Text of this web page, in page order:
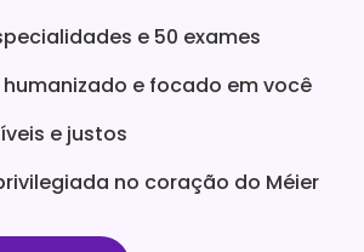
e 50 exames
e focado em você
e justos
no coração do Méier